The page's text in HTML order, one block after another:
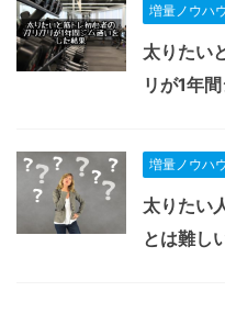
増量ノウハ
太りたい
リが1年
増量ノウハ
太りたい
とは難し